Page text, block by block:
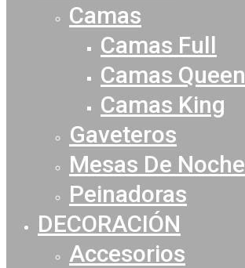
Camas
Camas Full
Camas Queen
Camas King
Gaveteros
Mesas De Noche
Peinadoras
DECORACIÓN
Accesorios